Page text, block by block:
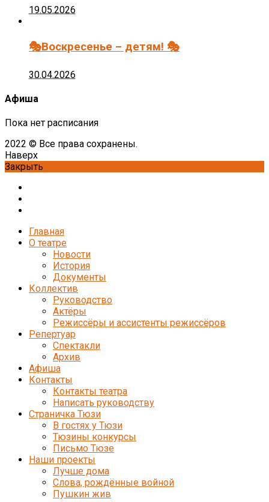
19.05.2026
🎭Воскресенье – детям! 🎭
30.04.2026
Афиша
Пока нет расписания
2022 © Все права сохранены.
Наверх
Закрыть
Главная
О театре
Новости
История
Документы
Коллектив
Руководство
Актёры
Режиссёры и ассистенты режиссёров
Репертуар
Спектакли
Архив
Афиша
Контакты
Контакты театра
Написать руководству
Страничка Тюзи
В гостях у Тюзи
Тюзины конкурсы
Письмо Тюзе
Наши проекты
Лучше дома
Слова, рождённые войной
Пушкин жив